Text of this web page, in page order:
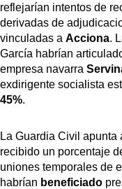
reflejarían intentos de
derivadas de
vinculadas a Acciona.
García habrían
empresa navarra
exdirigente socialista
45%.
La Guardia Civil
recibido un porcentaje
uniones temporales de
habrían beneficiado